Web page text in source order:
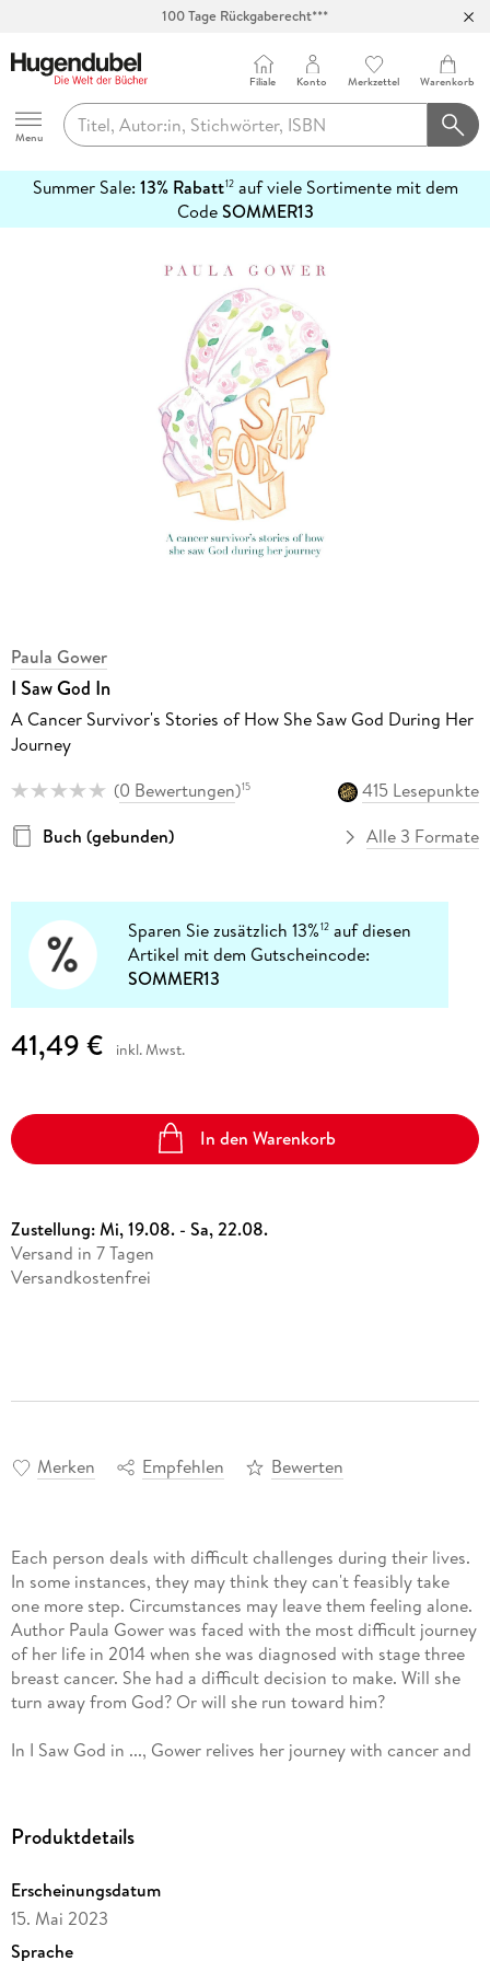
100 Tage Rückgaberecht***
Hugendubel
Menu
Filiale Konto Merkzettel Warenkorb
Summer Sale: 13% Rabatt12auf viele Sortimente mit dem
CodeSOMMER13
erfahren
Paula Gower
I Saw God In
A Cancer Survivor's Stories of How She Saw God During Her
Journey
(0 Bewertungen)15
415 Lesepunkte
Buch (gebunden)
Alle 3 Formate
Sparen Sie zusätzlich 13%12 auf diesen
Artikel mit dem Gutscheincode:
SOMMER13
41,49 € inkl. Mwst.
In den Warenkorb
Zustellung:Mi, 19.08. - Sa, 22.08.
Versand in 7 Tagen
Versandkostenfrei
Merken Empfehlen Bewerten
Each person deals with difficult challenges during their lives.
In some instances, they may think they can't feasibly take
one more step. Circumstances may leave them feeling alone.
Author Paula Gower was faced with the most difficult journey
of her life in 2014 when she was diagnosed with stage three
breast cancer. She had a difficult decision to make. Will she
turn away from God? Or will she run toward him?
In I Saw God in ..., Gower relives her journey with cancer and
days she saw God in complete strangers. He showed up in
her family, and he showed up in the strangest of places.
Through this compilation of reflections, Gower demonstrates
how God knows what's best for each of us during our unique
journey. If you allow him, he will show up. I Saw God in ...
Produktdetails
Erscheinungsdatum
15. Mai 2023
Sprache